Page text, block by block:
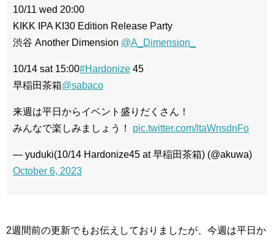
10/11 wed 20:00
KIKK IPA KI30 Edition Release Party
渋谷 Another Dimension @A_Dimension_
10/14 sat 15:00#Hardonize 45
早稲田茶箱@sabaco
来週は平日からイベント盛りだくさん！
みんなで楽しみましょう！ pic.twitter.com/ltaWnsdnFo
— yuduki(10/14 Hardonize45 at 早稲田茶箱) (@akuwa)
October 6, 2023
2週間前の更新でもお伝えしておりましたが、今週は平日か